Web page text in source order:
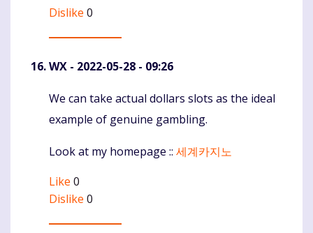
Dislike 0
WX - 2022-05-28 - 09:26
Komentaras
We can take actual dollars slots as the ideal
example of genuine gambling.
Look at my homepage :: 세계카지노
Like 0
Dislike 0